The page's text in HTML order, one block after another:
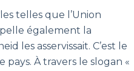
telles que l’Union
également la
les asservissait. C’est le
À travers le slogan «